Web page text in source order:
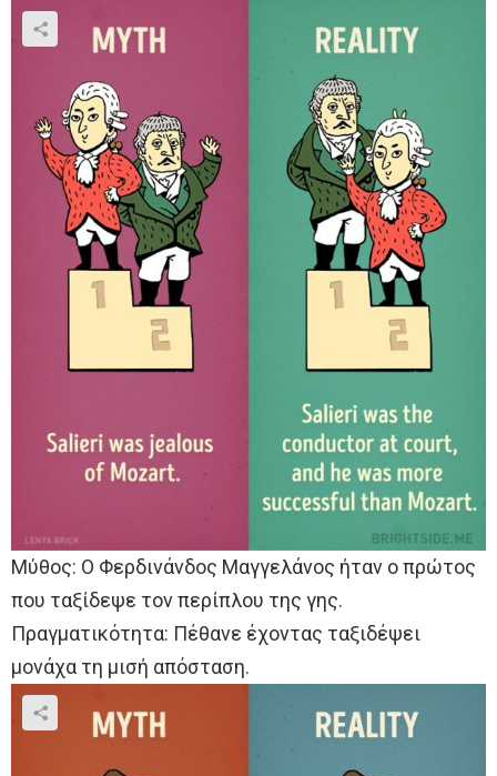
Μύθος: Ο Φερδινάνδος Μαγγελάνος ήταν ο πρώτος
που ταξίδεψε τον περίπλου της γης.
Πραγματικότητα: Πέθανε έχοντας ταξιδέψει
μονάχα τη μισή απόσταση.